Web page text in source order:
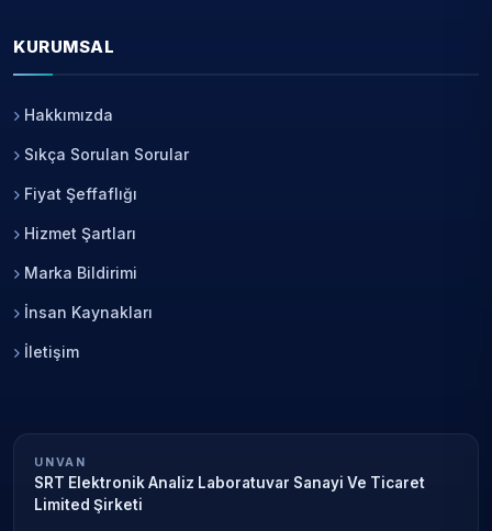
KURUMSAL
Hakkımızda
Sıkça Sorulan Sorular
Fiyat Şeffaflığı
Hizmet Şartları
Marka Bildirimi
İnsan Kaynakları
İletişim
UNVAN
SRT Elektronik Analiz Laboratuvar Sanayi Ve Ticaret
Limited Şirketi